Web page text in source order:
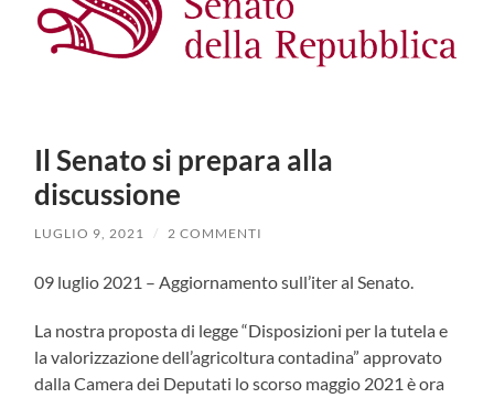
Il Senato si prepara alla
discussione
LUGLIO 9, 2021 / 2 COMMENTI
09 luglio 2021 – Aggiornamento sull’iter al Senato.
La nostra proposta di legge “Disposizioni per la tutela e
la valorizzazione dell’agricoltura contadina” approvato
dalla Camera dei Deputati lo scorso maggio 2021 è ora